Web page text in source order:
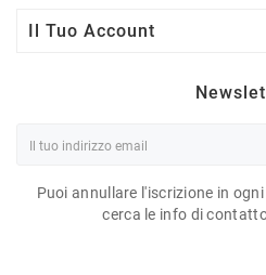
Il Tuo Account
Puoi annullare l'iscrizione in
cerca le info di